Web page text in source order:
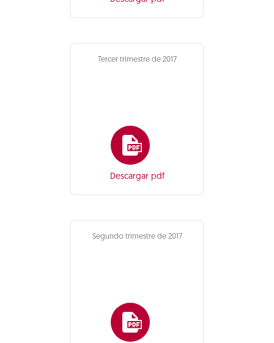
Tercer trimestre de 2017
Descargar pdf
Segundo trimestre de 2017